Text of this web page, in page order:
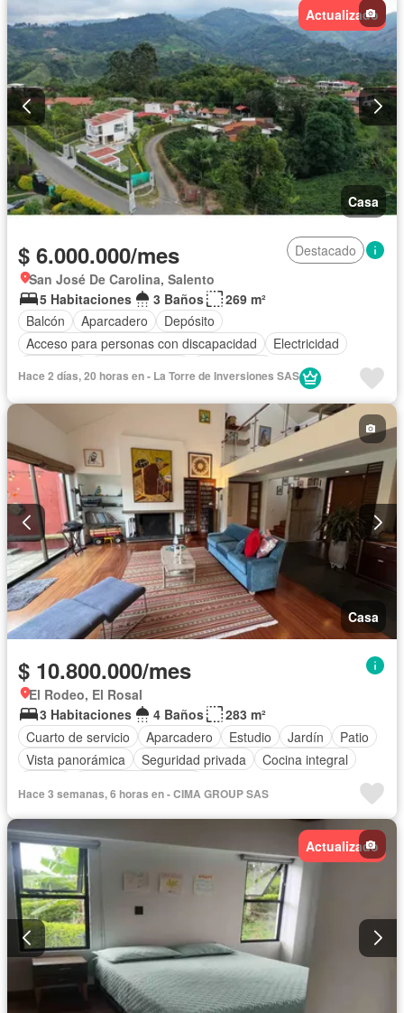
Actualizado
Casa
$ 6.000.000/mes
Destacado
San José De Carolina, Salento
5 Habitaciones
3 Baños
269 m²
Balcón
Aparcadero
Depósito
Acceso para personas con discapacidad
Electricidad
Hace 2 días, 20 horas en - La Torre de Inversiones SAS
Casa
$ 10.800.000/mes
El Rodeo, El Rosal
3 Habitaciones
4 Baños
283 m²
Cuarto de servicio
Aparcadero Estudio Jardín
Patio
Vista panorámica
Seguridad privada
Cocina integral
Hace 3 semanas, 6 horas en - CIMA GROUP SAS
Actualizado